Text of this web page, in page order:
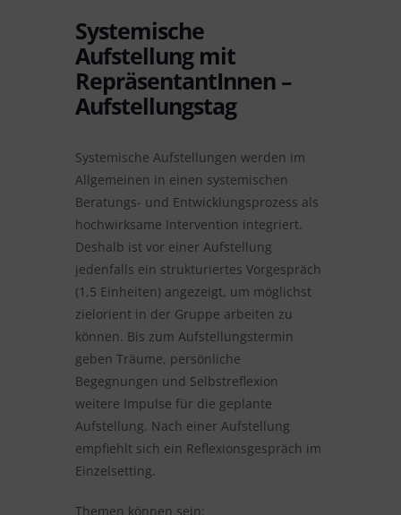
Systemische
Aufstellung mit
RepräsentantInnen –
Aufstellungstag
Systemische Aufstellungen werden im
Allgemeinen in einen systemischen
Beratungs- und Entwicklungsprozess als
hochwirksame Intervention integriert.
Deshalb ist vor einer Aufstellung
jedenfalls ein strukturiertes Vorgespräch
(1,5 Einheiten) angezeigt, um möglichst
zielorient in der Gruppe arbeiten zu
können. Bis zum Aufstellungstermin
geben Träume, persönliche
Begegnungen und Selbstreflexion
weitere Impulse für die geplante
Aufstellung. Nach einer Aufstellung
empfiehlt sich ein Reflexionsgespräch im
Einzelsetting.
Themen können sein: